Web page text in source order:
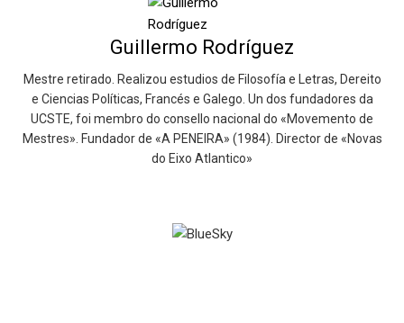
Guillermo Rodríguez
Mestre retirado. Realizou estudios de Filosofía e Letras, Dereito
e Ciencias Políticas, Francés e Galego. Un dos fundadores da
UCSTE, foi membro do consello nacional do «Movemento de
Mestres». Fundador de «A PENEIRA» (1984). Director de «Novas
do Eixo Atlantico»